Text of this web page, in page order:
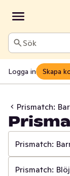
Sök
Logga in Skapa
Prismatch:
Prismatch:
✓ Alla (534)
Prismatch: